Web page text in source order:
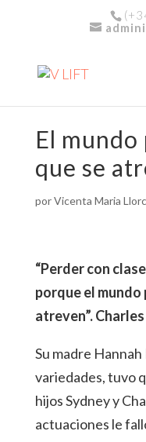
El
que se
porVicenta Maria
“Perder con
porque el mundo
atreven”.
Su madre
variedades, tuvo
hijos Sydney y
actuaciones le